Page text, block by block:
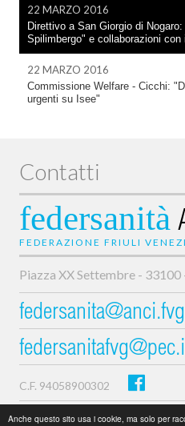
Anche questo sito usa i cookie, ma solo per
22 MARZO 2016
Direttivo a San Giorgio di
Spilimbergo" e collaborazioni
22 MARZO 2016
Commissione Welfare - Cicchi:
urgenti su Isee"
Contatti
federsanità
FEDERAZIONE FRIULI
Piazza XX Settembre - 33100
C.F. 94058900302
Privacy e cookie policy